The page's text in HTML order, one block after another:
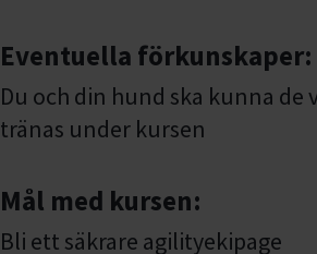
Eventuella förkunskaper:
Du och din hund ska kunna
tränas under kursen
Mål med kursen:
Bli ett säkrare agilityekipage